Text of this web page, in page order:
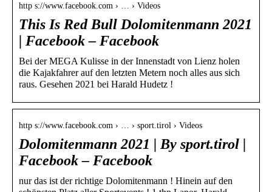
http s://www.facebook.com › … › Videos
This Is Red Bull Dolomitenmann 2021
| Facebook – Facebook
Bei der MEGA Kulisse in der Innenstadt von Lienz holen
die Kajakfahrer auf den letzten Metern noch alles aus sich
raus. Gesehen 2021 bei Harald Hudetz !
http s://www.facebook.com › … › sport.tirol › Videos
Dolomitenmann 2021 | By sport.tirol |
Facebook – Facebook
nur das ist der richtige Dolomitenmann ! Hinein auf den